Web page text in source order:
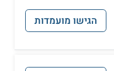
הגישו מועמדות